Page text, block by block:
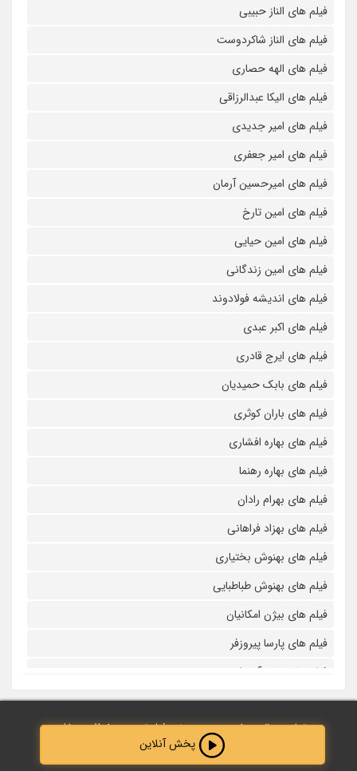
from the Noun Project
پخش آنلاین
فیلم های الناز حبیبی
فیلم های الناز شاکردوست
فیلم های الهه حصاری
فیلم های الیکا عبدالرزاقی
فیلم های امیر جدیدی
فیلم های امیر جعفری
فیلم های امیرحسین آرمان
فیلم های امین تارخ
فیلم های امین حیایی
فیلم های امین زندگانی
فیلم های اندیشه فولادوند
فیلم های اکبر عبدی
فیلم های ایرج قادری
فیلم های بابک حمیدیان
فیلم های باران کوثری
فیلم های بهاره افشاری
فیلم های بهاره رهنما
فیلم های بهرام رادان
فیلم های بهزاد فراهانی
فیلم های بهنوش بختیاری
فیلم های بهنوش طباطبایی
فیلم های بیژن امکانیان
فیلم های پارسا پیروزفر
فیلم های پانته آ بهرام
فیلم های پولاد کیمیایی
فیلم های پویا امینی
فیلم های پژمان بازغی
تمامی حقوق مادی و معنوی نزد فیلم‌ترین محفوظ می‌باشد.
طراحی و پشتیبانی توسط :
Abdolahi40